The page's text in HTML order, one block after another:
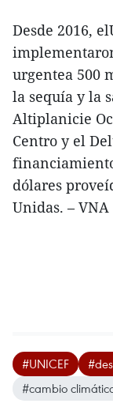
Desde 2016,
urgentea 500
la sequía y la
Altiplanicie
Centro y el
dólares
Unidas. – VNA
#UNICEF
#cambio